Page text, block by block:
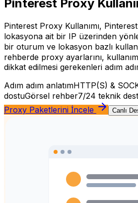
Pinterest Proxy
Pinterest Proxy Kullanımı,
lokasyona ait bir IP üzerinden
bir oturum ve lokasyon bazlı
rehberde proxy ayarlarını,
dikkat edilmesi gerekenleri adım
Adım adım anlatımHTTP(S) &
dostuGörsel rehber7/24 teknik
Proxy Paketlerini İncele
Canlı